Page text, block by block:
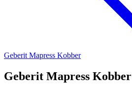
Geberit Mapress Kobber
Geberit Mapress Kobber